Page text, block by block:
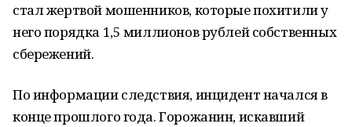
стал жертвой мошенников, которые похитили у
него порядка 1,5 миллионов рублей собственных
сбережений.
По информации следствия, инцидент начался в
конце прошлого года. Горожанин, искавший